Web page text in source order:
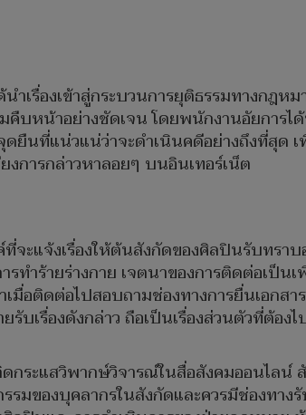
เรื่องเข้าสู่กระบวนการยุติธรรมทางกฎห
บหน้าอย่างชัดเจน โดยพนักงานอัยการไ
นที่แน่วแน่ว่าจะดำเนินคดีอย่างถึงที่สุด
การกล่าวหาลอยๆ บนอินเทอร์เน็ต
จะแจ้งเรื่องให้ต้นสังกัดของศิลปินรับทร
ทำร้ายร่างกาย เจตนาของการติดต่อเป็น
มื่อติดต่อไปสอบถามช่องทางการยื่นเอก
เรื่องดังกล่าว ถือเป็นเรื่องส่วนตัวที่ต้อง
ระแสวิพากษ์วิจารณ์ในสื่อสังคมออนไลน์
ของบุคลากรในสังกัดและควรมีช่องทางรั